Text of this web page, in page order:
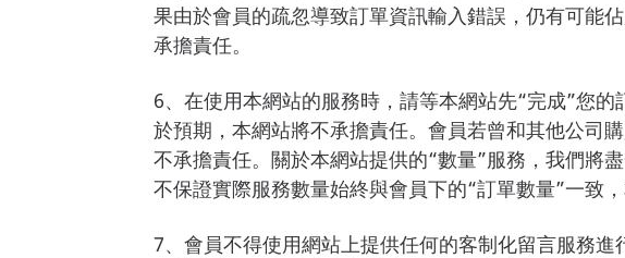
果由於會員的疏忽導致訂單資訊輸入錯誤，仍有可能
承擔責任。
6、在使用本網站的服務時，請等本網站先“完成”您
於預期，本網站將不承擔責任。會員若曾和其他公司
不承擔責任。關於本網站提供的“數量”服務，我們將
不保證實際服務數量始終與會員下的“訂單數量”一致
7、會員不得使用網站上提供任何的客制化留言服務